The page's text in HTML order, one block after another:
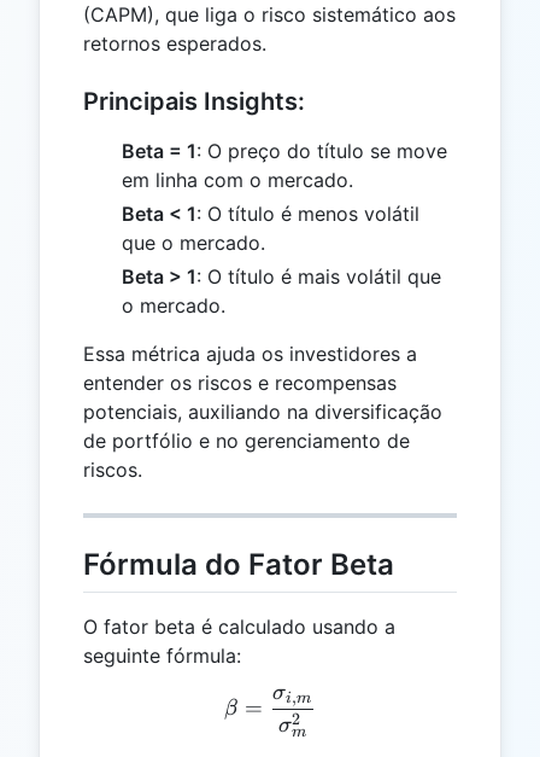
(CAPM), que liga o risco sistemático aos
retornos esperados.
Principais Insights:
Beta = 1: O preço do título se move
em linha com o mercado.
Beta < 1: O título é menos volátil
que o mercado.
Beta > 1: O título é mais volátil que
o mercado.
Essa métrica ajuda os investidores a
entender os riscos e recompensas
potenciais, auxiliando na diversificação
de portfólio e no gerenciamento de
riscos.
Fórmula do Fator Beta
O fator beta é calculado usando a
seguinte fórmula:
\beta =
β =
σm
2
σi,m